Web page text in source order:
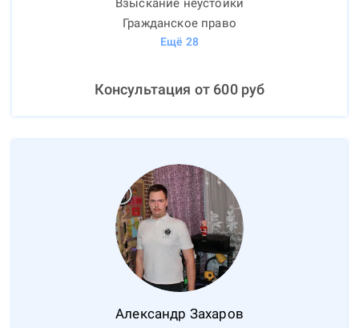
Взыскание неустойки
Гражданское право
Ещё 28
Консультация от 600руб
Александр Захаров